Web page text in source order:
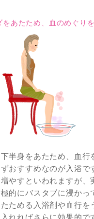
をあたため、血のめぐり
半身をあたため、血行
おすすめなのが入浴で
やすといわれますが、
的にバスタブに浸かっ
ためる入浴剤や血行を